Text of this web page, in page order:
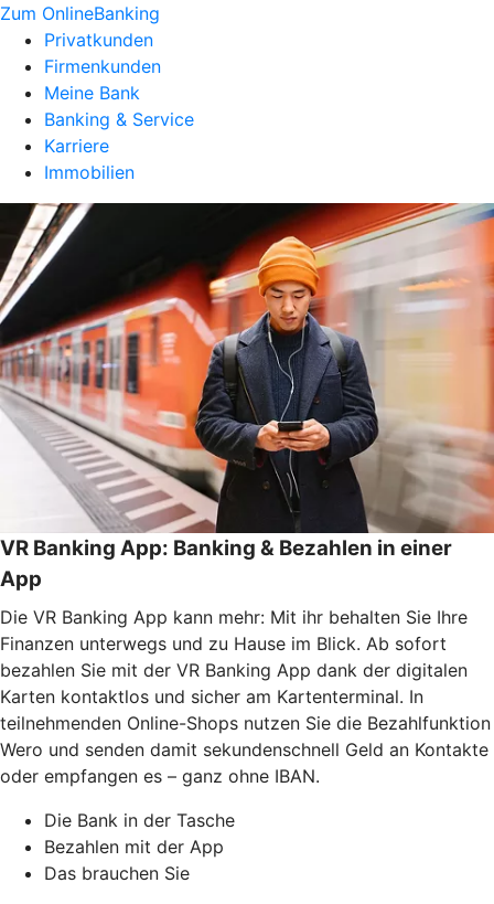
Zum OnlineBanking
Privatkunden
Firmenkunden
Meine Bank
Banking & Service
Karriere
Immobilien
VR Banking App: Banking & Bezahlen in einer
App
Die VR Banking App kann mehr: Mit ihr behalten Sie Ihre
Finanzen unterwegs und zu Hause im Blick. Ab sofort
bezahlen Sie mit der VR Banking App dank der digitalen
Karten kontaktlos und sicher am Kartenterminal. In
teilnehmenden Online-Shops nutzen Sie die Bezahlfunktion
Wero und senden damit sekundenschnell Geld an Kontakte
oder empfangen es – ganz ohne IBAN.
Die Bank in der Tasche
Bezahlen mit der App
Das brauchen Sie